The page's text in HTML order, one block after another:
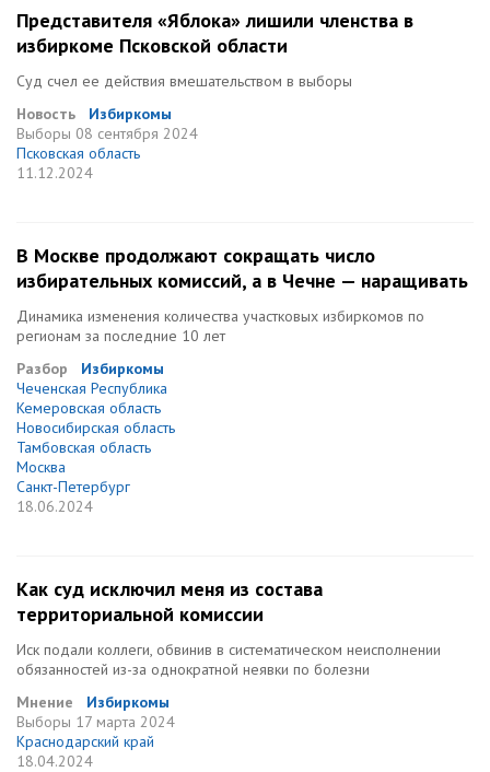
Представителя «Яблока» лишили членства в
избиркоме Псковской области
Суд счел ее действия вмешательством в выборы
Новость
Избиркомы
Выборы 08 сентября 2024
Псковская область
11.12.2024
В Москве продолжают сокращать число
избирательных комиссий, а в Чечне — наращивать
Динамика изменения количества участковых избиркомов по
регионам за последние 10 лет
Разбор
Избиркомы
Чеченская Республика
Кемеровская область
Новосибирская область
Тамбовская область
Москва
Санкт-Петербург
18.06.2024
Как суд исключил меня из состава
территориальной комиссии
Иск подали коллеги, обвинив в систематическом неисполнении
обязанностей из-за однократной неявки по болезни
Мнение
Избиркомы
Выборы 17 марта 2024
Краснодарский край
18.04.2024